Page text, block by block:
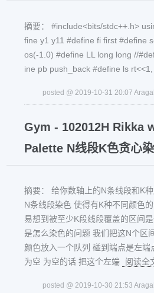
摘要： #include<bits/stdc++.h>
fine y1 y11 #define fi first #define
os(-1.0) #define LL long long //
ine pb push_back #define ls rt<<1,
posted @ 2019-10-31 20:07
Gym - 102012H Rikka
Palette N线段K色贪心
摘要： 给你数轴上的N条线段和K
N条线段染色 使得有K种不同颜色
易想到被至少K段线段覆盖的区间
是怎么染色的问题 我们把这N个区
颜色放入一个队列 碰到端点是左端
为空 为空的话 把这个左端
阅读全
posted @ 2019-10-30 21:53